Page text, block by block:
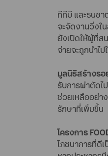
ทีทีบี และธนช
จะจัดงานวิ่งใ
ยังเปิดให้ผู้ที่ส
จ่ายจะถูกนำไ
มูลนิธิสร้างร
รับการผ่าตัดไ
ช่วยเหลืออย่า
รักษาที่เพิ่มขึ้น
โครงการ
โภชนาการที่ดี